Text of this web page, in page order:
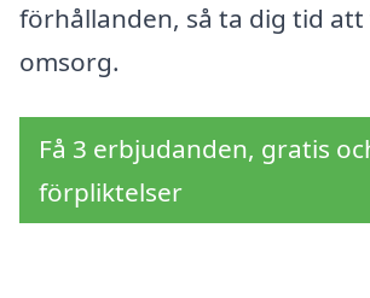
förhållanden, så ta dig tid att
omsorg.
Få 3 erbjudanden, gratis
förpliktelser